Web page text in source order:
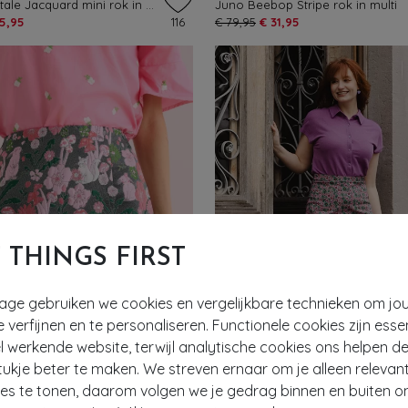
THINGS FIRST
gebruiken we cookies en vergelijkbare technieken om
verfijnen en te personaliseren. Functionele cookies zijn
werkende website, terwijl analytische cookies ons helpen
beter te maken. We streven ernaar om je alleen
te tonen, daarom volgen we je gedrag binnen en buiten
116
Juno Beebop Stripe rok in multi
€ 79,95 € 31,95
- 61%